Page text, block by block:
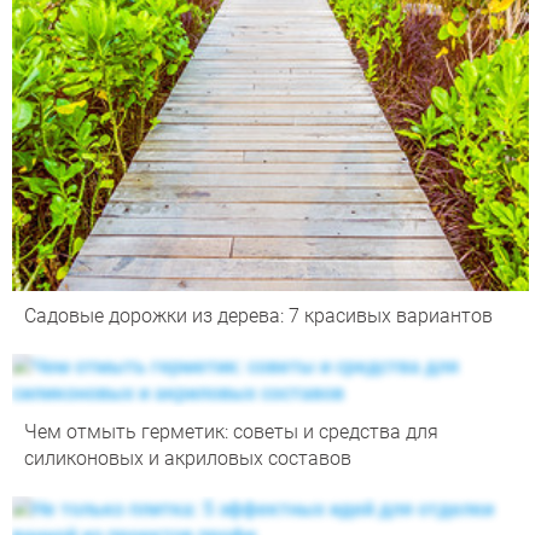
Садовые дорожки из дерева: 7 красивых вариантов
Чем отмыть герметик: советы и средства для
силиконовых и акриловых составов